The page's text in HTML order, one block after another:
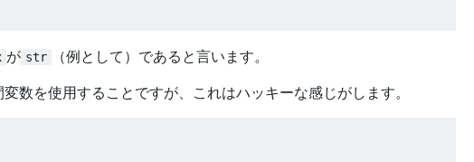
が str
（例として）であると言います。
数を使用することですが、これはハッキーな感じがします。